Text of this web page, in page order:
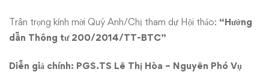
Trân trọng kính mời Quý Anh/Chị tham dự Hội thảo: “Hướng
dẫn Thông tư 200/2014/TT-BTC”
Diễn giả chính: PGS.TS Lê Thị Hòa – Nguyên Phó Vụ